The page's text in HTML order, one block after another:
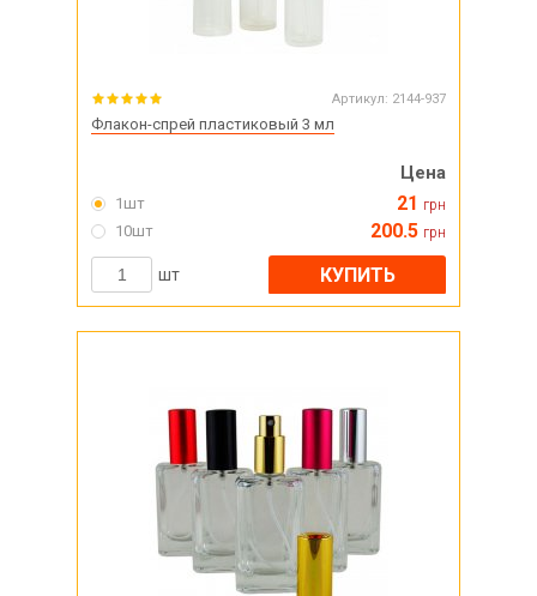
Артикул: 2144-937
Флакон-спрей пластиковый 3 мл
Цена
1шт 21 грн
10шт 200.5 грн
шт КУПИТЬ